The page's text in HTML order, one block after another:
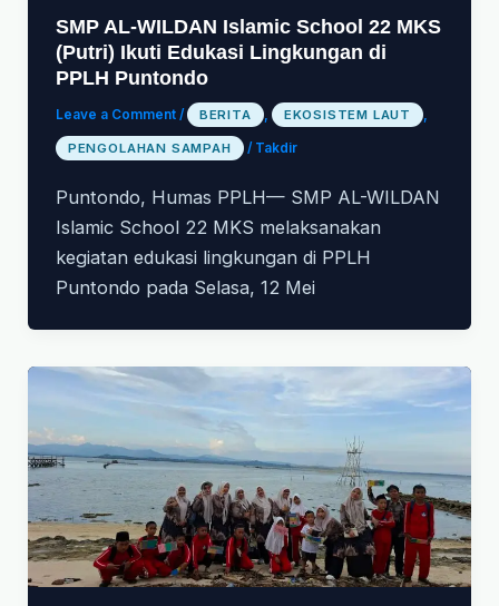
SMP AL-WILDAN Islamic School 22 MKS
(Putri) Ikuti Edukasi Lingkungan di
PPLH Puntondo
Leave a Comment / BERITA , EKOSISTEM LAUT ,
PENGOLAHAN SAMPAH / Takdir
Puntondo, Humas PPLH— SMP AL-WILDAN
Islamic School 22 MKS melaksanakan
kegiatan edukasi lingkungan di PPLH
Puntondo pada Selasa, 12 Mei